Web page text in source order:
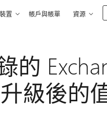
裝置 帳戶與帳單 資源
的
級後的